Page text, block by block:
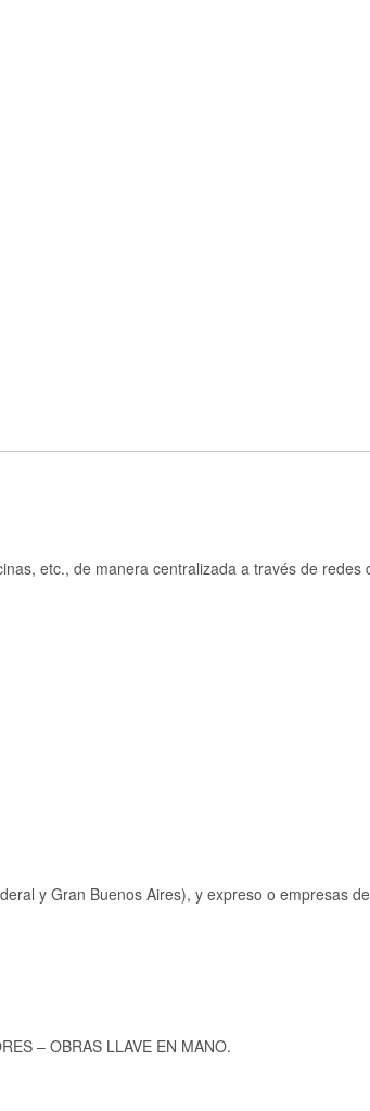
etc., de manera centralizada a través de redes
y Gran Buenos Aires), y expreso o empresas de
– OBRAS LLAVE EN MANO.